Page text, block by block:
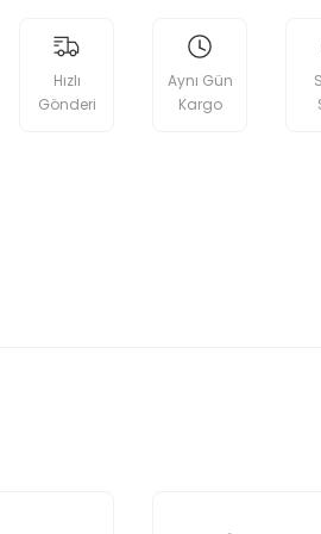
Hızlı
Gönderi
Aynı Gün
Kargo